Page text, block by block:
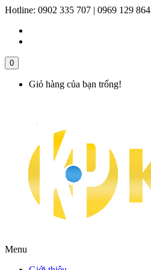
Hotline: 0902 335 707 | 0969 129 864
0
Giỏ hàng của bạn trống!
Menu